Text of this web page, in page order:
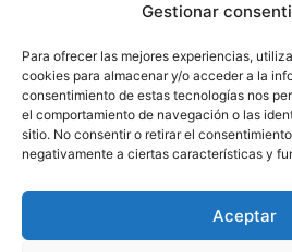
Gestionar
Para ofrecer las mejores experiencias,
cookies para almacenar y/o acceder a la
consentimiento de estas tecnologías nos
el comportamiento de navegación o las
sitio. No consentir o retirar el
negativamente a ciertas características y
Aceptar